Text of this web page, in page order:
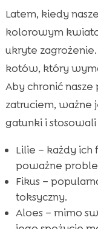
Latem, kiedy
kolorowym
ukryte
kotów, który
Aby chronić
zatruciem, ważne
gatunki i
Lilie – każdy
poważne
Fikus –
toksyczny.
Aloes – mimo